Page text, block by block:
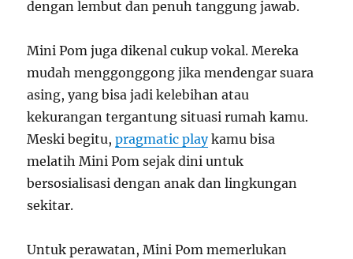
dengan lembut dan penuh tanggung jawab.
Mini Pom juga dikenal cukup vokal. Mereka
mudah menggonggong jika mendengar suara
asing, yang bisa jadi kelebihan atau
kekurangan tergantung situasi rumah kamu.
Meski begitu,pragmatic playkamu bisa
melatih Mini Pom sejak dini untuk
bersosialisasi dengan anak dan lingkungan
sekitar.
Untuk perawatan, Mini Pom memerlukan